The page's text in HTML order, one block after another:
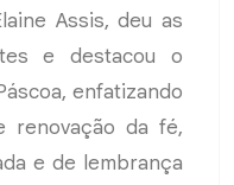
Assis, deu as
e destacou o
enfatizando
renovação da fé,
e de lembrança